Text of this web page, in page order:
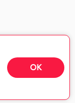
OK